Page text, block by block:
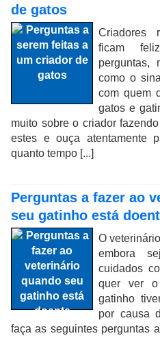
de gatos
Criadores
ficam
perguntas,
como o
com quem
gatos e
muito sobre o criador
estes e ouça atentamente
quanto tempo [...]
Perguntas a fazer ao
seu gatinho está
O
embora
cuidados
quer ver
gatinho
por causa
faça as seguintes perguntas